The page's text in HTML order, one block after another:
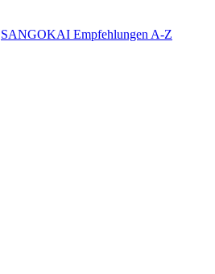
SANGOKAI Empfehlungen A-Z